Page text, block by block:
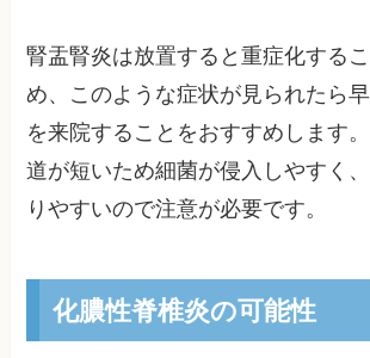
腎盂腎炎は放置すると重症化する
め、このような症状が見られたら
を来院することをおすすめします
道が短いため細菌が侵入しやすく
りやすいので注意が必要です。
化膿性脊椎炎の可能性